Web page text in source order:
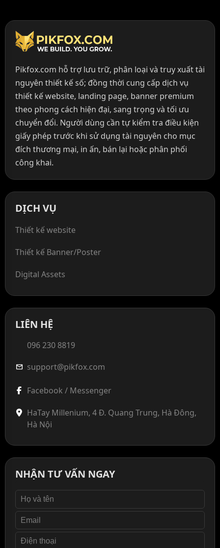
Pikfox.com hỗ trợ lưu trữ, phân loại và truy xuất tài
nguyên thiết kế số; đồng thời cung cấp dịch vụ
thiết kế website, landing page, banner premium
theo phong cách hiện đại, sang trọng và tối ưu
chuyển đổi. Người dùng cần tự kiểm tra điều kiện
giấy phép trước khi sử dụng tài nguyên cho mục
đích thương mại, in ấn, bán lại hoặc phân phối
công khai.
DỊCH VỤ
Thiết kế website
Thiết kế Banner/Poster
Digital Assets
LIÊN HỆ
096 230 8819
mail support@pikfox.com
Facebook / Messenger
HaTay Millenium, 4 Đ. Quang Trung, Hà Đông,
Hà Nội
NHẬN TƯ VẤN NGAY